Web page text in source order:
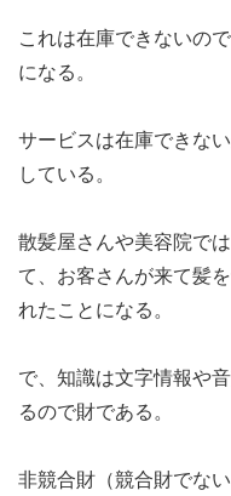
これは在庫できないの
になる。
サービスは在庫できな
している。
散髪屋さんや美容院で
て、お客さんが来て髪
れたことになる。
で、知識は文字情報や
るので財である。
非競合財（競合財でな